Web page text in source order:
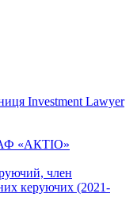
Investment Lawyer
«АКТІО»
член
керуючих (2021-